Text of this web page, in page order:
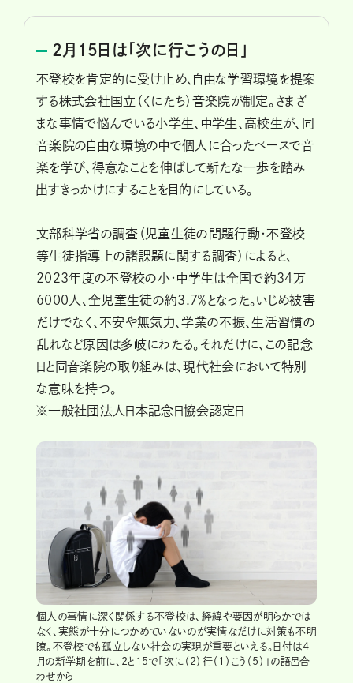
2月15日は「次に行こうの日」
不登校を肯定的に受け止め、自由な学習環境を提案
する株式会社国立（くにたち）音楽院が制定。さまざ
まな事情で悩んでいる小学生、中学生、高校生が、同
音楽院の自由な環境の中で個人に合ったペースで音
楽を学び、得意なことを伸ばして新たな一歩を踏み
出すきっかけにすることを目的にしている。
文部科学省の調査（児童生徒の問題行動・不登校
等生徒指導上の諸課題に関する調査）によると、
2023年度の不登校の小・中学生は全国で約34万
6000人、全児童生徒の約3.7％となった。いじめ被害
だけでなく、不安や無気力、学業の不振、生活習慣の
乱れなど原因は多岐にわたる。それだけに、この記念
日と同音楽院の取り組みは、現代社会において特別
な意味を持つ。
※一般社団法人日本記念日協会認定日
個人の事情に深く関係する不登校は、経緯や要因が明らかでは
なく、実態が十分につかめていないのが実情なだけに対策も不明
瞭。不登校でも孤立しない社会の実現が重要といえる。日付は4
月の新学期を前に、2と15で「次に（2）行（1）こう（5）」の語呂合
わせから